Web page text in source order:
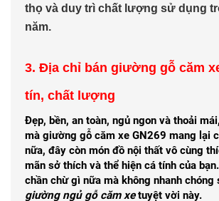
thọ và duy trì chất lượng sử dụng
năm.
3. Địa chỉ bán giường gỗ căm
tín, chất lượng
Đẹp, bền, an toàn, ngủ ngon và thoải
mà giường gỗ căm xe GN269 mang lại
nữa, đây còn món đồ nội thất vô cùng
mãn sở thích và thể hiện cá tính của
chần chừ gì nữa mà không nhanh chóng
giường ngủ gỗ căm xetuyệt vời này.